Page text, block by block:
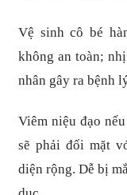
Vệ sinh cô bé
không an toàn;
nhân gây ra bệnh
Viêm niệu đạo
sẽ phải đối mặt
diện rộng. Dễ bị